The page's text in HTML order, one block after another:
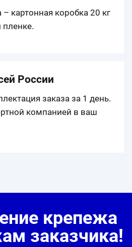
картонная коробка 20 кг
пленке.
России
заказа за 1 день.
компанией в ваш
крепежа
заказчика!